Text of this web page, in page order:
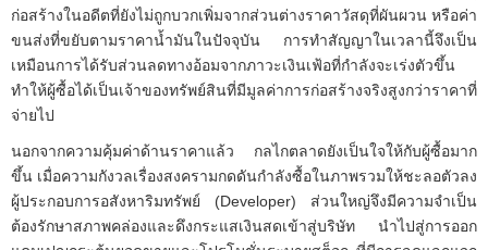
ก่อสร้างในอดีตที่ยังไม่ถูกบวกเพิ่มจากส่วนต่างราคาวัสดุที่ผันผวน หรือค่า
ขนส่งที่ขยับตามราคาน้ำมันในปัจจุบัน การทำสัญญาในเวลานี้จึงเป็น
เหมือนการได้รับส่วนลดทางอ้อมจากภาวะเงินเฟ้อที่กำลังจะเร่งตัวขึ้น
ทำให้ผู้ซื้อได้เป็นเจ้าของทรัพย์สินที่มีมูลค่าการก่อสร้างจริงสูงกว่าราคาที่
จ่ายไป
นอกจากความคุ้มค่าด้านราคาแล้ว กลไกตลาดยังเป็นใจให้กับผู้ซื้อมาก
ขึ้น เมื่อความกังวลเรื่องสงครามกดดันกำลังซื้อในภาพรวมให้ชะลอตัวลง
ผู้ประกอบการอสังหาริมทรัพย์ (Developer) ส่วนใหญ่จึงมีความจำเป็น
ต้องรักษาสภาพคล่องและดึงกระแสเงินสดเข้าสู่บริษัท นำไปสู่การออก